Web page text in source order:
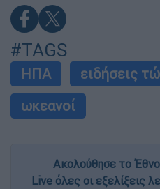
#TAGS
ΗΠΑ ειδήσεις
ωκεανοί
Ακολούθησε το
Live όλες οι εξελίξεις